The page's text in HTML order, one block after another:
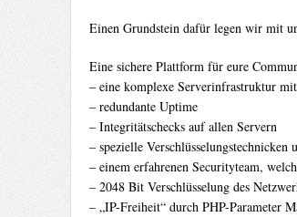
Einen Grundstein dafür legen wir mit
Eine sichere Plattform für eure
– eine komplexe Serverinfrastruktur
– redundante Uptime
– Integritätschecks auf allen Servern
– spezielle Verschlüsselungstechnicken
– einem erfahrenen Securityteam,
– 2048 Bit Verschlüsselung des
– „IP-Freiheit“ durch PHP-Parameter